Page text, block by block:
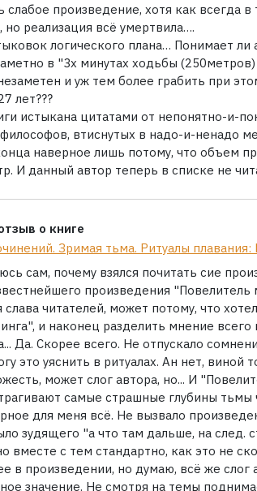
слабое произведение, хотя как всегда в
но реализация всё умертвила….
логического плана… Понимает ли
в "3х минутах ходьбы
и уж тем более грабить при
лет???
истыкана цитатами от непонятно-и-
втиснутых в надо-и-ненадо
наверное лишь потому, что объем
И данный автор теперь в списке не
о книге
Зримая тьма. Ритуалы
сам, почему взялся почитать сие
произведения "Повелитель
читателей, может потому, что
и наконец разделить мнение всего
Да. Скорее всего. Не отпускало
это уяснить в ритуалах. Ан нет, виной
может слог автора, но... И
самые страшные глубины тьмы
для меня всё. Не вызвало
зудящего "а что там дальше, на след.
вместе с тем стандартно, как это не
в произведении, но думаю, всё же слог
значение. Не смотря на темы